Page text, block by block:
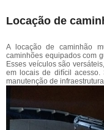
Locação de
A locação de caminhão
caminhões equipados com
Esses veículos são
em locais de difícil acesso.
manutenção de